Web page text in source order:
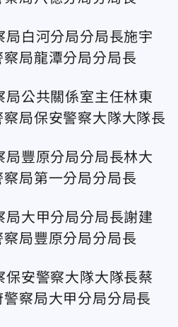
局白河分局分局長施宇
局龍潭分局分局長
局公共關係室主任林東
局保安警察大隊大隊長
局豐原分局分局長林大
察局第一分局分局長
局大甲分局分局長謝建
察局豐原分局分局長
保安警察大隊大隊長蔡
警察局大甲分局分局長